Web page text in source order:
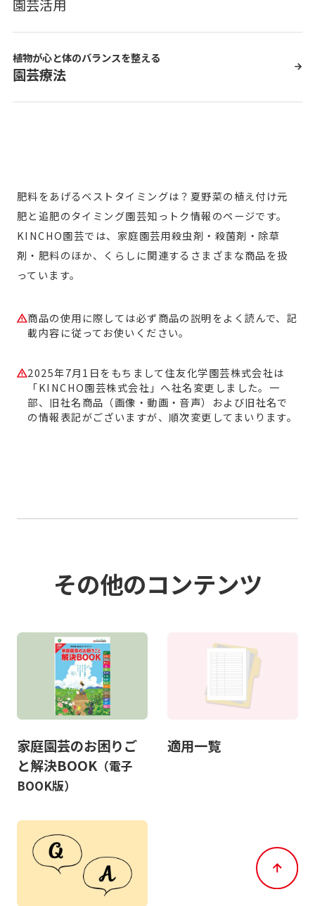
園芸活用
植物が心と体のバランスを整える
園芸療法
肥料をあげるベストタイミングは？夏野菜の植え付け元
肥と追肥のタイミング園芸知っトク情報のページです。
KINCHO園芸では、家庭園芸用殺虫剤・殺菌剤・除草
剤・肥料のほか、くらしに関連するさまざまな商品を扱
っています。
商品の使用に際しては必ず商品の説明をよく読んで、記
載内容に従ってお使いください。
2025年7月1日をもちまして住友化学園芸株式会社は
「KINCHO園芸株式会社」へ社名変更しました。一
部、旧社名商品（画像・動画・音声）および旧社名で
の情報表記がございますが、順次変更してまいります。
その他のコンテンツ
家庭園芸のお困りご
と解決BOOK（電子
BOOK版）
適用一覧